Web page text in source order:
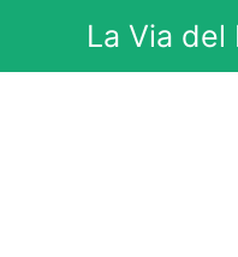
contenuto
La Via del